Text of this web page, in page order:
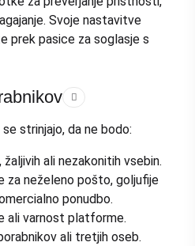
Svoje nastavitve
prek pasice za soglasje s
strinjajo, da ne bodo:
žaljivih ali nezakonitih vsebin.
za neželeno pošto, goljufije
ponudbo.
ali varnost platforme.
ali tretjih oseb.